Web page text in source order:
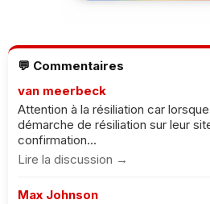
💬 Commentaires
van meerbeck
Attention à la résiliation car
démarche de résiliation sur leur
confirmation...
Lire la discussion →
Max Johnson